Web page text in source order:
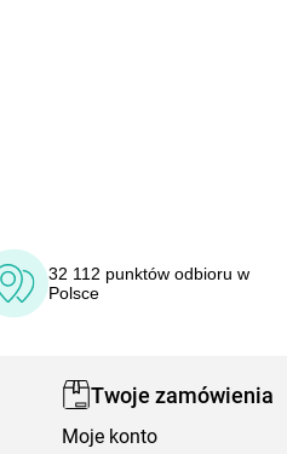
32 112 punktów odbioru w
Polsce
Twoje zamówienia
Moje konto